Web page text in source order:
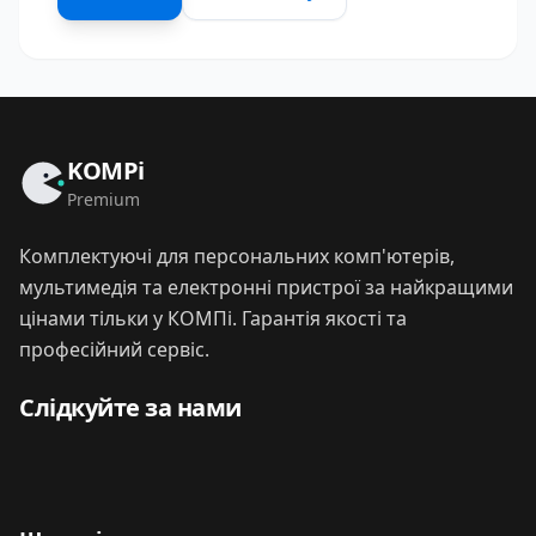
KOMPi
Premium
Комплектуючі для персональних комп'ютерів,
мультимедія та електронні пристрої за найкращими
цінами тільки у КОМПі. Гарантія якості та
професійний сервіс.
Слідкуйте за нами